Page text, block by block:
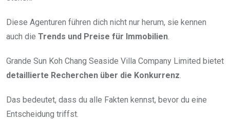
Diese Agenturen führen dich nicht nur herum, sie kennen
auch die Trends und Preise für Immobilien
Grande Sun Koh Chang Seaside Villa Company Limited bietet
detaillierte Recherchen über die Konkurrenz
Das bedeutet, dass du alle Fakten kennst, bevor du eine
Entscheidung triffst.